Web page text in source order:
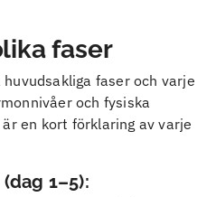
faser
faser och varje
och fysiska
en kort förklaring av varje
1–5):